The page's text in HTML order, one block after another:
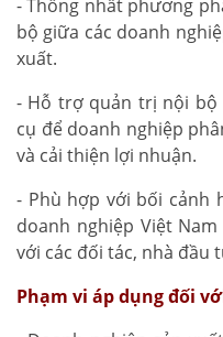
- Thống nhất phương
bộ giữa các doanh
xuất.
- Hỗ trợ quản trị nội bộ
cụ để doanh nghiệp
và cải thiện lợi nhuận.
- Phù hợp với bối cảnh
doanh nghiệp Việt
với các đối tác, nhà đầu
Phạm vi áp dụng đối